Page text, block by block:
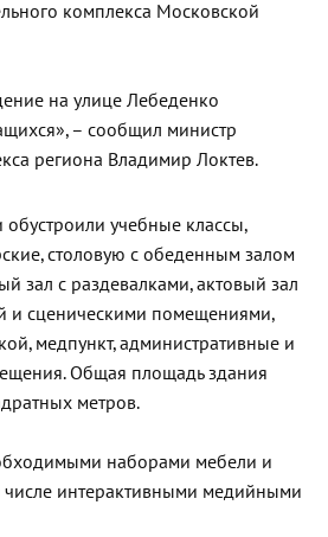
комплекса Московской
на улице Лебеденко
– сообщил министр
региона Владимир Локтев.
учебные классы,
столовую с обеденным залом
зал с раздевалками, актовый зал
и сценическими помещениями,
медпункт, административные и
Общая площадь здания
метров.
наборами мебели и
интерактивными медийными